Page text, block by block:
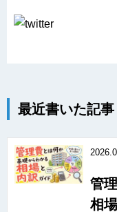
最近書いた記事
管
相